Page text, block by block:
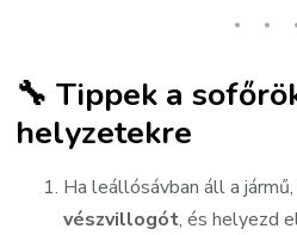
🔧 Tippek a
helyzetekre
Ha leállósávban áll a jármű,
vészvillogót, és helyezd